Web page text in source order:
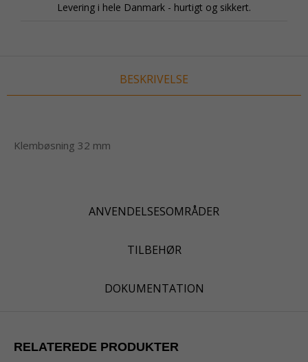
Levering i hele Danmark - hurtigt og sikkert.
BESKRIVELSE
ANVENDELSESOMRÅDER
TILBEHØR
DOKUMENTATION
Klembøsning 32 mm
RELATEREDE PRODUKTER